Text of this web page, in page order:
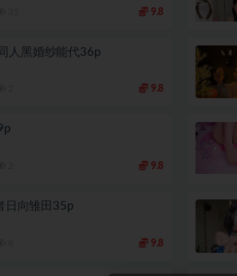
9.8
人黑婚纱能代36p
9.8
9.8
日向雏田35p
9.8